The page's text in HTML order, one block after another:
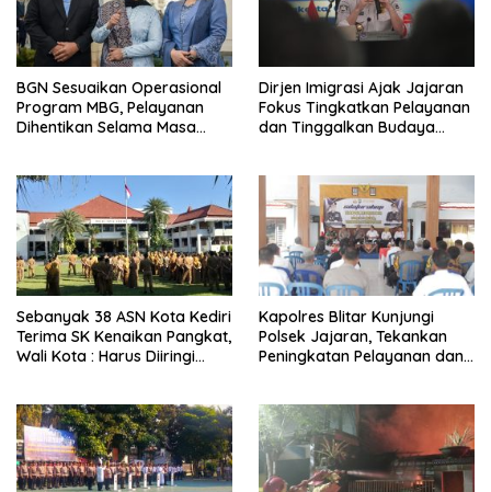
BGN Sesuaikan Operasional
Program MBG, Pelayanan
Dihentikan Selama Masa
Dirjen Imigrasi Ajak Jajaran
Fokus Tingkatkan Pelayanan
dan Tinggalkan Budaya
Sebanyak 38 ASN Kota Kediri
Terima SK Kenaikan Pangkat,
Wali Kota : Harus Diiringi
Kapolres Blitar Kunjungi
Polsek Jajaran, Tekankan
Peningkatan Pelayanan dan